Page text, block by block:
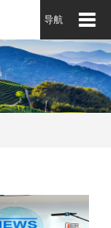
导航